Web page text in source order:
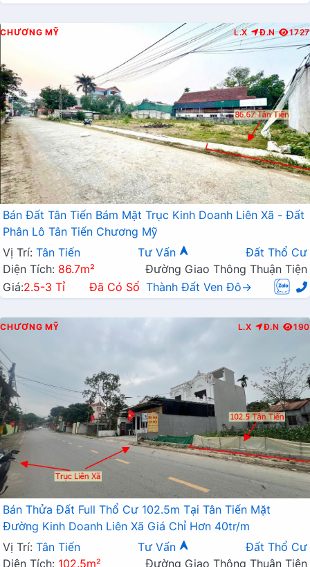
CHƯƠNG MỸ L.X Đ.N 1727
Bán Đất Tân Tiến Bám Mặt Trục Kinh Doanh Liên Xã - Đất
Phân Lô Tân Tiến Chương Mỹ
Vị Trí: Tân Tiến Tư Vấn
Đất Thổ Cư
Diện Tích: 86.7m²
Đường Giao Thông Thuận Tiện
Giá:2.5-3 Tỉ Đã Có Sổ Thành Đất Ven Đô→
CHƯƠNG MỸ L.X Đ.N 190
Bán Thửa Đất Full Thổ Cư 102.5m Tại Tân Tiến Mặt
Đường Kinh Doanh Liên Xã Giá Chỉ Hơn 40tr/m
Vị Trí: Tân Tiến Tư Vấn
Đất Thổ Cư
Diện Tích: 102.5m² Đường Giao Thông Thuận Tiện